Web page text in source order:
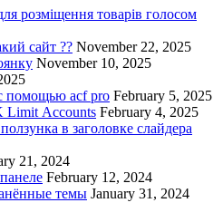
розміщення товарів голосом
сайт ?? November 22, 2025
November 10, 2025
помощью acf pro February 5, 2025
Limit Accounts February 4, 2025
в заголовке слайдера
21, 2024
February 12, 2024
темы January 31, 2024